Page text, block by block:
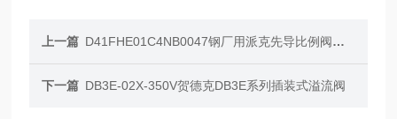
上一篇 D41FHE01C4NB0047钢厂用派克先导比例阀现货D41FH系列
下一篇 DB3E-02X-350V贺德克DB3E系列插装式溢流阀